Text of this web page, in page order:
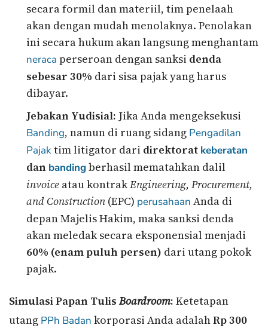
secara formil dan materiil, tim penelaah
akan dengan mudah menolaknya. Penolakan
ini secara hukum akan langsung menghantam
neraca perseroan dengan sanksi denda
sebesar 30% dari sisa pajak yang harus
dibayar.
Jebakan Yudisial: Jika Anda mengeksekusi
Banding, namun di ruang sidang Pengadilan
Pajaktim litigator dari direktorat keberatan
dan bandingberhasil mematahkan dalil
invoice atau kontrakEngineering, Procurement,
and Construction (EPC) perusahaan Anda di
depan Majelis Hakim, maka sanksi denda
akan meledak secara eksponensial menjadi
60% (enam puluh persen) dari utang pokok
pajak.
Simulasi Papan Tulis Boardroom: Ketetapan
utang PPh Badan korporasi Anda adalahRp 300